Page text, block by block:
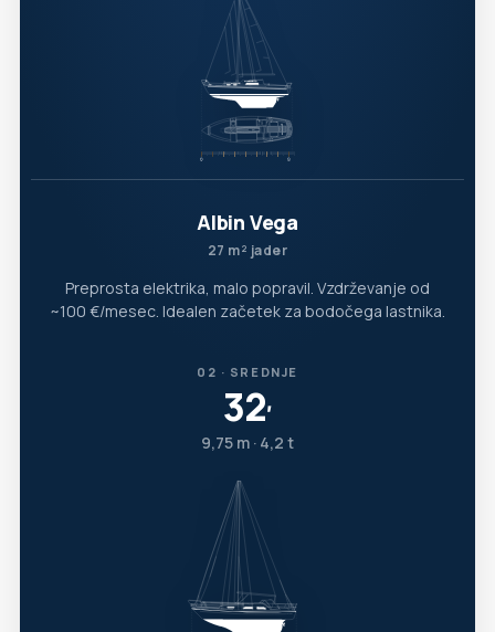
Albin Vega
27 m² jader
Preprosta elektrika, malo popravil. Vzdrževanje od
~100 €/mesec. Idealen začetek za bodočega lastnika.
02 · SREDNJE
32′
9,75 m · 4,2 t